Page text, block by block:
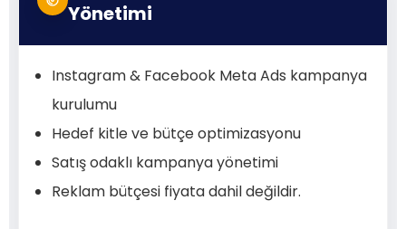
Yönetimi
Instagram & Facebook Meta Ads kampanya
kurulumu
Hedef kitle ve bütçe optimizasyonu
Satış odaklı kampanya yönetimi
Reklam bütçesi fiyata dahil değildir.